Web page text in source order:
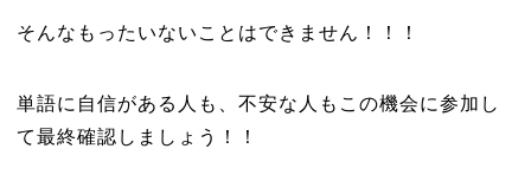
そんなもったいないことはできません！！！
単語に自信がある人も、不安な人もこの機会に参加し
て最終確認しましょう！！